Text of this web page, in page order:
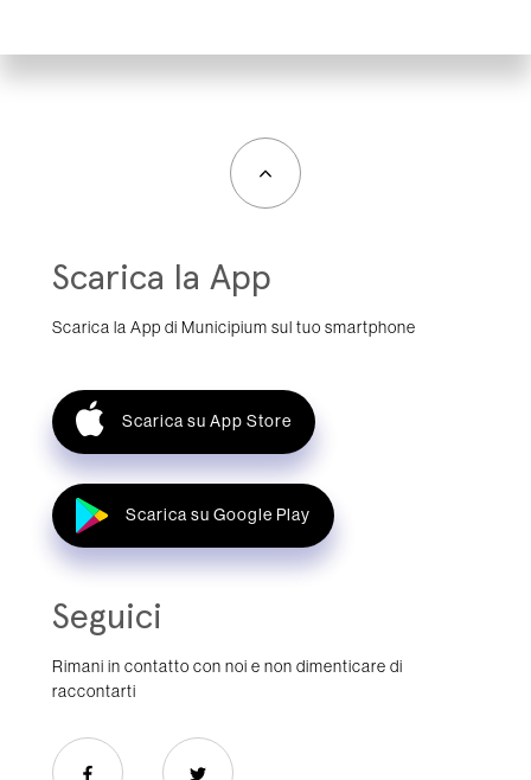
Scarica la App
Scarica la App di Municipium sul tuo smartphone
Scarica su App Store
Scarica su Google Play
Seguici
Rimani in contatto con noi e non dimenticare di
raccontarti